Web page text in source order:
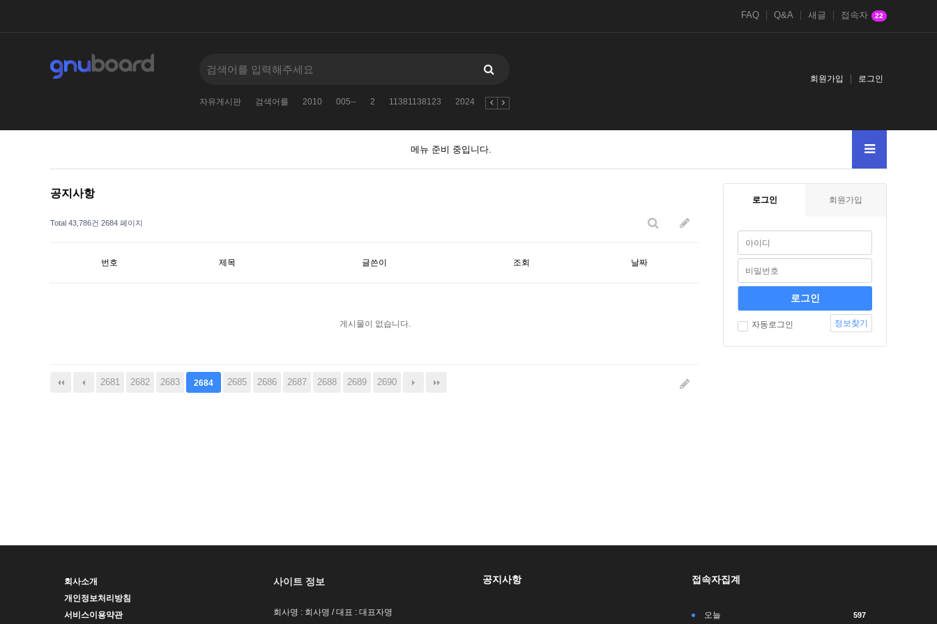
FAQ Q&A 새글 접속자 22
자유게시판 검색어를 2010 005-- 2 11381138123 2024 자유게시판
회원가입 로그인
메뉴 준비 중입니다.
공지사항
Total 43,786건 2684 페이지
번호 제목 글쓴이 조회 날짜
게시물이 없습니다.
2681 2682 2683 2684 2685 2686 2687 2688 2689 2690
다음 맨끝
로그인 회원가입
자동로그인 정보찾기
회사소개
개인정보처리방침
서비스이용약관
사이트 정보
회사명 : 회사명 / 대표 : 대표자명
공지사항 접속자집계
오늘 597